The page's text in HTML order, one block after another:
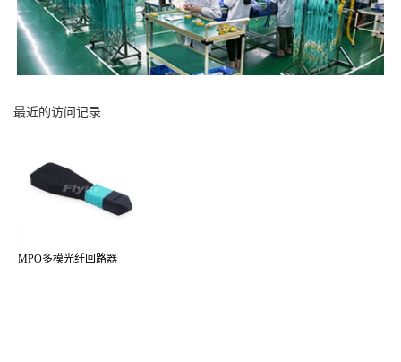
最近的访问记录
MPO多模光纤回路器